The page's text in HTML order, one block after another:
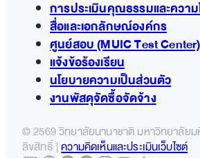
การประเมินคุณธรรมและความ
สื่อและเอกลักษณ์องค์กร
ศูนย์สอบ (MUIC Test Center)
แจ้งข้อร้องเรียน
นโยบายความเป็นส่วนตัว
งานพัสดุจัดซื้อจัดจ้าง
© 2569 วิทยาลัยนานาชาติ มหาวิทยาลัย
ลิขสิทธิ์ |ความคิดเห็นและประเมินเว็บไซต์